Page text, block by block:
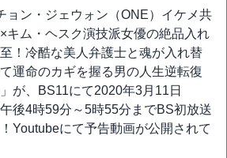
ョン・ジェウォン（ONE）イケメ共
キム・ヘスク演技派女優の絶品入れ
！冷酷な美人弁護士と魂が入れ替
運命のカギを握る男の人生逆転復
が、BS11にて2020年3月11日
後4時59分～5時55分までBS初放送
Youtubeにて予告動画が公開されて